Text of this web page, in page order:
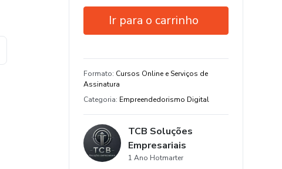
Ir para o carrinho
Estude do seu jeito e em qualquer
dispositivo
Formato: Cursos Online e Serviços de
Assinatura
Categoria: Empreendedorismo Digital
TCB Soluções
Empresariais
1 Ano Hotmarter